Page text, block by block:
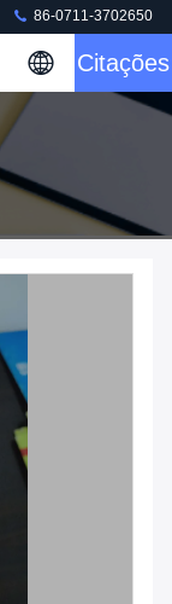
86-0711-3702650
Citações